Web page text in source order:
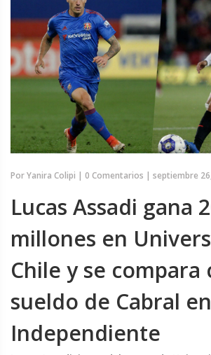
PorYanira Colipi | 0 Comentarios | septiembre
Lucas Assadi gana
millones en
Chile y se compara
sueldo de Cabral en
Independiente